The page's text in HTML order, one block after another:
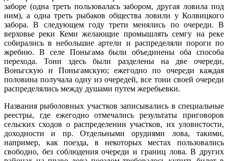
заборе (одна треть пользовалась забором, другая ловила под
ним), а одна треть рыбаков общества ловили у Колвицкого
забора. В следующем году трети менялись по очереди. В
верховье реки Кеми желающие промышлять семгу на реке
собирались в небольшие артели и распределяли пороги по
жребию. В селе Поньгама были объединены оба способа
перехода. Тони здесь были разделены на две очереди,
Воньгскую и Поньгамскую; ежегодно по очереди каждая
половина получала одну из очередей, все тони своей очереди
распределялись между душами путем жеребьевки.
Названия рыболовных участков записывались в специальные
реестры, где ежегодно отмечались результаты приговоров
сельских сходов о распределении участков, их уловистости,
доходности и пр. Отдельными орудиями лова, такими,
например, как поезда, в некоторых местах пользовались
свободно, без соблюдения очереди и границ лова. В других